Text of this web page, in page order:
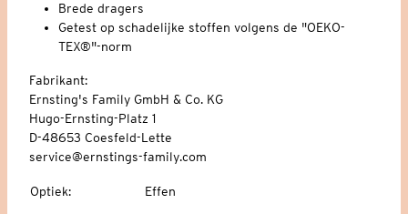
Brede dragers
Getest op schadelijke stoffen volgens de "OEKO-
TEX®"-norm
Fabrikant:
Ernsting's Family GmbH & Co. KG
Hugo-Ernsting-Platz 1
D-48653 Coesfeld-Lette
service@ernstings-family.com
Optiek: Effen